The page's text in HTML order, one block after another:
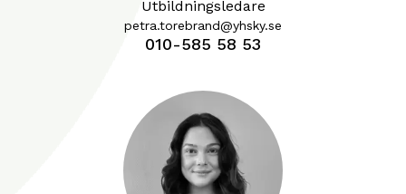
Utbildningsledare
petra.torebrand@yhsky.se
010-585 58 53